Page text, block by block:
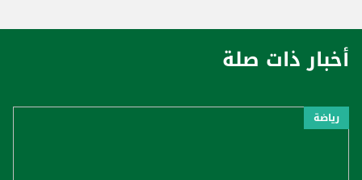
أخبار ذات صلة
رياضة